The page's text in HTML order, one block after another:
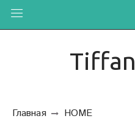
Главная HOME